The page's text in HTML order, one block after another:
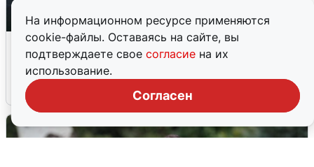
На информационном ресурсе применяются
cookie-файлы. Оставаясь на сайте, вы
подтверждаете свое согласие на их
использование.
Согласен
Ночная атака БПЛА на Ярославль:
попадания и последствия
6 августа